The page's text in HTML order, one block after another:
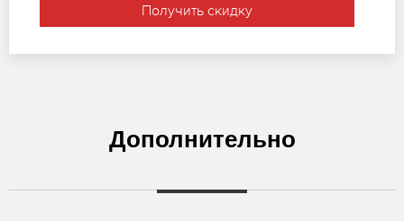
Получить скидку
Дополнительно